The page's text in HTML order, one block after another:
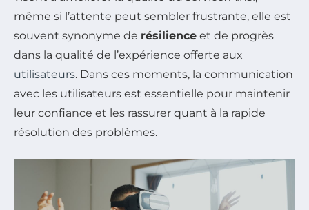
même si l’attente peut sembler frustrante, elle est
souvent synonyme de résilience et de progrès
dans la qualité de l’expérience offerte aux
utilisateurs. Dans ces moments, la communication
avec les utilisateurs est essentielle pour maintenir
leur confiance et les rassurer quant à la rapide
résolution des problèmes.